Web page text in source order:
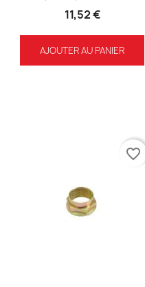
11,52 €
AJOUTER AU PANIER
favorite_border